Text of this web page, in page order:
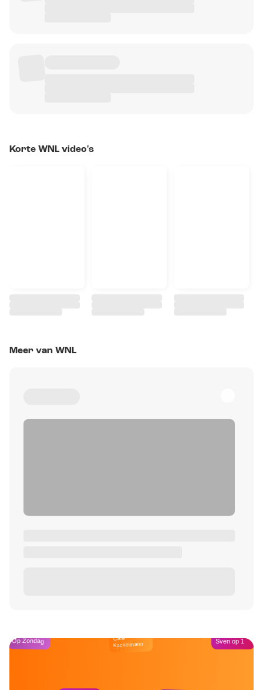
Korte WNL video's
Meer van WNL
Op Zondag Café
Kockelmann Sven op 1